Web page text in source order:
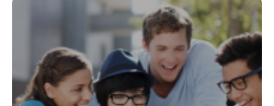
02
Sinh viên quốc tế được MIỄN 100% HỌC PHÍ khi học